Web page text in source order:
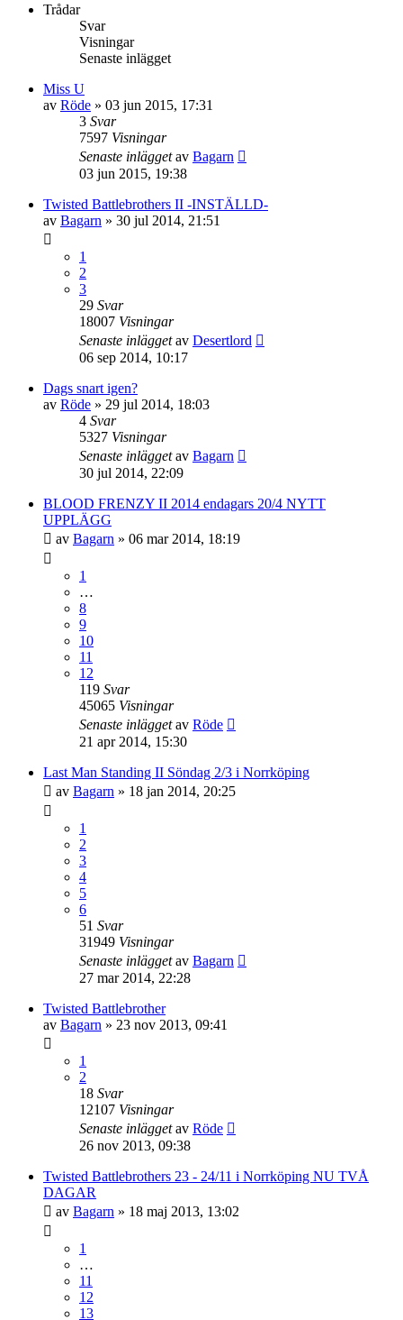
Trådar
Svar
Visningar
Senaste inlägget
Miss U
av Röde » 03 jun 2015, 17:31
3 Svar
7597 Visningar
Senaste inläggetav Bagarn
03 jun 2015, 19:38
Twisted Battlebrothers II -INSTÄLLD-
av Bagarn » 30 jul 2014, 21:51
1
2
3
29 Svar
18007 Visningar
Senaste inläggetav Desertlord
06 sep 2014, 10:17
Dags snart igen?
av Röde » 29 jul 2014, 18:03
4 Svar
5327 Visningar
Senaste inläggetav Bagarn
30 jul 2014, 22:09
BLOOD FRENZY II 2014 endagars 20/4 NYTT
UPPLÄGG
av Bagarn » 06 mar 2014, 18:19
1
…
8
9
10
11
12
119 Svar
45065 Visningar
Senaste inläggetav Röde
21 apr 2014, 15:30
Last Man Standing II Söndag 2/3 i Norrköping
av Bagarn » 18 jan 2014, 20:25
1
2
3
4
5
6
51 Svar
31949 Visningar
Senaste inläggetav Bagarn
27 mar 2014, 22:28
Twisted Battlebrother
av Bagarn » 23 nov 2013, 09:41
1
2
18 Svar
12107 Visningar
Senaste inläggetav Röde
26 nov 2013, 09:38
Twisted Battlebrothers 23 - 24/11 i Norrköping NU TVÅ
DAGAR
av Bagarn » 18 maj 2013, 13:02
1
…
11
12
13